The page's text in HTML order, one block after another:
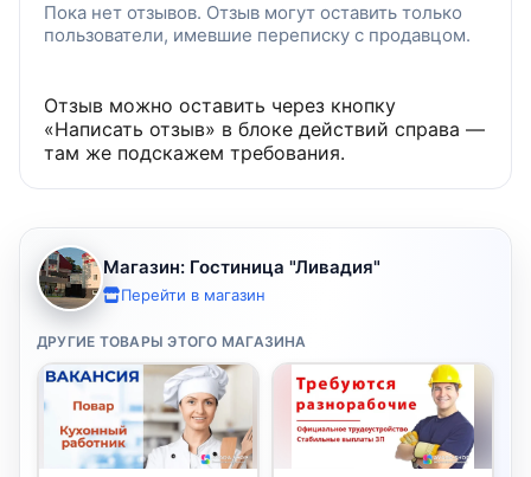
Пока нет отзывов. Отзыв могут оставить только
пользователи, имевшие переписку с продавцом.
Отзыв можно оставить через кнопку
«Написать отзыв» в блоке действий справа —
там же подскажем требования.
Магазин: Гостиница "Ливадия"
Перейти в магазин
ДРУГИЕ ТОВАРЫ ЭТОГО МАГАЗИНА